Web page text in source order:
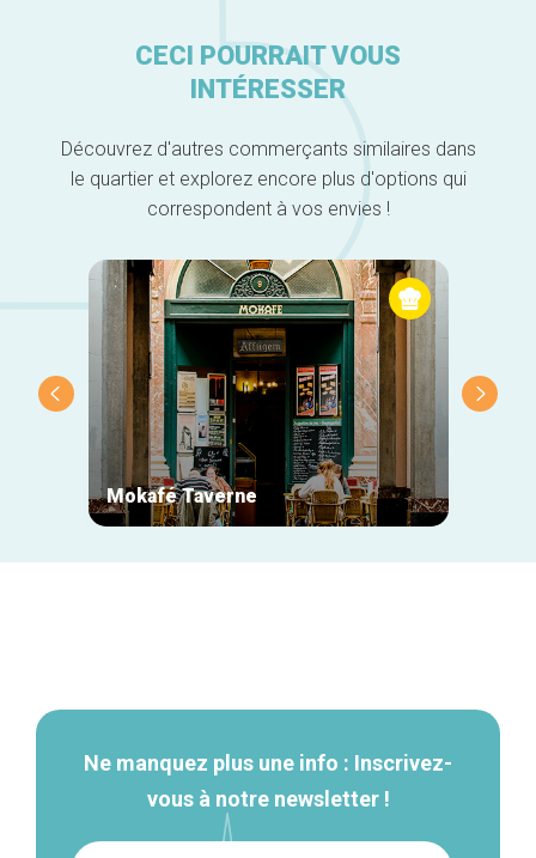
CECI POURRAIT VOUS
INTÉRESSER
Découvrez d'autres commerçants similaires dans
le quartier et explorez encore plus d'options qui
correspondent à vos envies !
Mokafé Taverne
Ne manquez plus une info : Inscrivez-
vous à notre newsletter !